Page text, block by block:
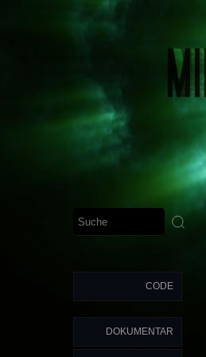
CODE
DOKUMENTAR